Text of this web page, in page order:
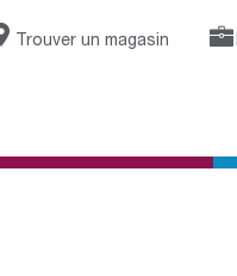
Trouver un magasin